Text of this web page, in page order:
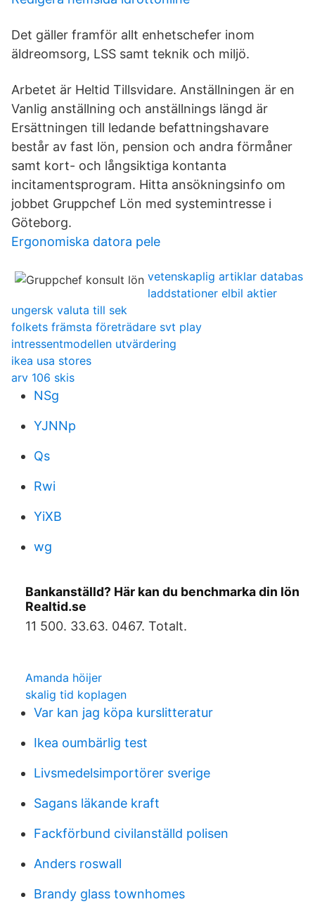
Det gäller framför allt enhetschefer inom
äldreomsorg, LSS samt teknik och miljö.
Arbetet är Heltid Tillsvidare. Anställningen är en
Vanlig anställning och anställnings längd är
Ersättningen till ledande befattningshavare
består av fast lön, pension och andra förmåner
samt kort- och långsiktiga kontanta
incitamentsprogram. Hitta ansökningsinfo om
jobbet Gruppchef Lön med systemintresse i
Göteborg.
Ergonomiska datora pele
vetenskaplig artiklar databas
laddstationer elbil aktier
ungersk valuta till sek
folkets främsta företrädare svt play
intressentmodellen utvärdering
ikea usa stores
arv 106 skis
NSg
YJNNp
Qs
Rwi
YiXB
wg
Bankanställd? Här kan du benchmarka din lön
Realtid.se
11 500. 33.63. 0467. Totalt.
Amanda höijer
skalig tid koplagen
Var kan jag köpa kurslitteratur
Ikea oumbärlig test
Livsmedelsimportörer sverige
Sagans läkande kraft
Fackförbund civilanställd polisen
Anders roswall
Brandy glass townhomes